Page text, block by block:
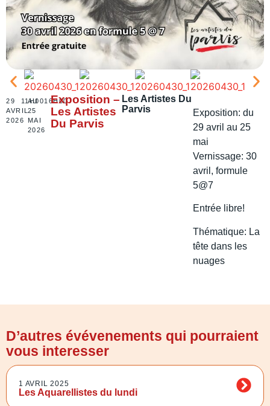
29
AVRIL
2026
11H00
AU
25
MAI
2026
16H00
Exposition –
Les Artistes
Du Parvis
Les Artistes Du
Parvis
Exposition: du
29 avril au 25
mai
Vernissage: 30
avril, formule
5@7
Entrée libre!
Thématique: La
tête dans les
nuages
D’autres évévenements qui pourraient
vous interesser
1 AVRIL 2025
Les Aquarellistes du lundi